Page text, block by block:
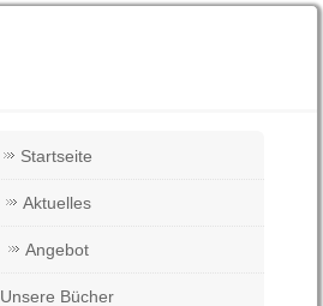
Startseite
Aktuelles
Angebot
Unsere Bücher